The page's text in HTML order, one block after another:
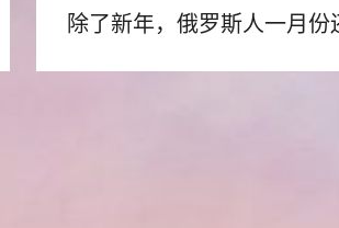
除了新年，俄罗斯人一月份